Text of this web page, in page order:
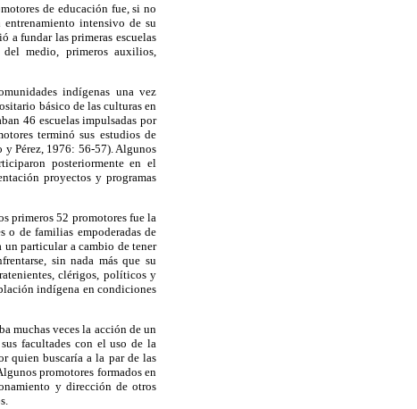
de educación fue, si no
intensivo de su
a fundar las primeras escuelas
medio, primeros auxilios,
indígenas una vez
básico de las culturas en
46 escuelas impulsadas por
terminó sus estudios de
Pérez, 1976: 56-57). Algunos
posteriormente en el
proyectos y programas
primeros 52 promotores fue la
o de familias empoderadas de
particular a cambio de tener
sin nada más que su
clérigos, políticos y
indígena en condiciones
muchas veces la acción de un
facultades con el uso de la
quien buscaría a la par de las
promotores formados en
y dirección de otros